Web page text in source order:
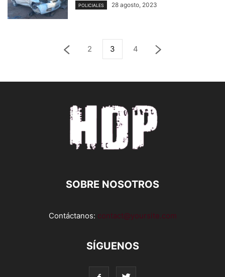
POLICIALES 28 agosto, 2023
2 3 4
SOBRE NOSOTROS
Contáctanos: contact@yoursite.com
SÍGUENOS